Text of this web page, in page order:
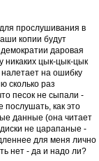
прослушивания в
копии будут
даровая
никаких цык-цык-цык
на ошибку
сколько раз
песок не сыпали -
послушать, как это
данные (она читает
не царапаные -
для меня лично
нет - да и надо ли?